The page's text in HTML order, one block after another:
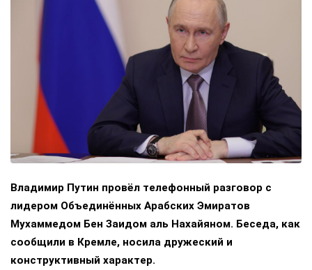
Владимир Путин провёл телефонный разговор с
лидером Объединённых Арабских Эмиратов
Мухаммедом Бен Заидом аль Нахайяном. Беседа, как
сообщили в Кремле, носила дружеский и
конструктивный характер.